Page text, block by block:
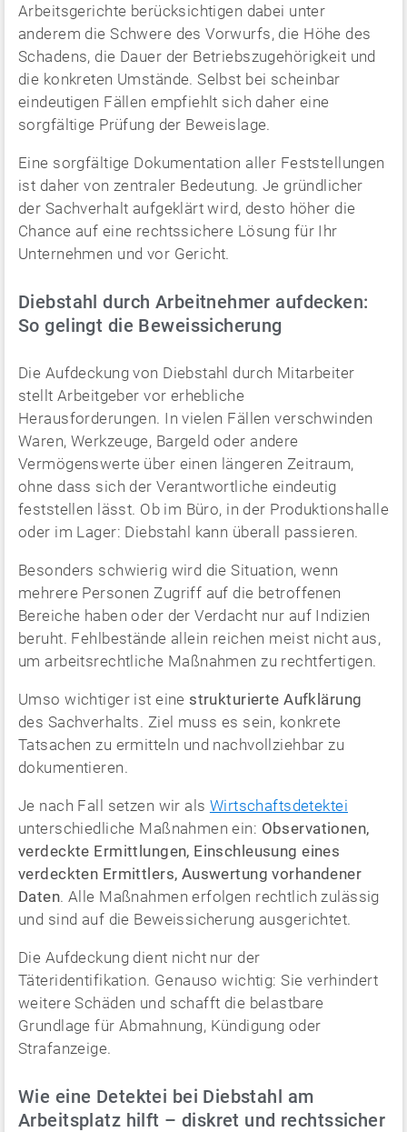
Arbeitsgerichte berücksichtigen dabei unter
anderem die Schwere des Vorwurfs, die Höhe des
Schadens, die Dauer der Betriebszugehörigkeit und
die konkreten Umstände. Selbst bei scheinbar
eindeutigen Fällen empfiehlt sich daher eine
sorgfältige Prüfung der Beweislage.
Eine sorgfältige Dokumentation aller Feststellungen
ist daher von zentraler Bedeutung. Je gründlicher
der Sachverhalt aufgeklärt wird, desto höher die
Chance auf eine rechtssichere Lösung für Ihr
Unternehmen und vor Gericht.
Diebstahl durch Arbeitnehmer aufdecken:
So gelingt die Beweissicherung
Die Aufdeckung von Diebstahl durch Mitarbeiter
stellt Arbeitgeber vor erhebliche
Herausforderungen. In vielen Fällen verschwinden
Waren, Werkzeuge, Bargeld oder andere
Vermögenswerte über einen längeren Zeitraum,
ohne dass sich der Verantwortliche eindeutig
feststellen lässt. Ob im Büro, in der Produktionshalle
oder im Lager: Diebstahl kann überall passieren.
Besonders schwierig wird die Situation, wenn
mehrere Personen Zugriff auf die betroffenen
Bereiche haben oder der Verdacht nur auf Indizien
beruht. Fehlbestände allein reichen meist nicht aus,
um arbeitsrechtliche Maßnahmen zu rechtfertigen.
Umso wichtiger ist einestrukturierte Aufklärung
des Sachverhalts. Ziel muss es sein, konkrete
Tatsachen zu ermitteln und nachvollziehbar zu
dokumentieren.
Je nach Fall setzen wir als Wirtschaftsdetektei
unterschiedliche Maßnahmen ein: Observationen,
verdeckte Ermittlungen, Einschleusung eines
verdeckten Ermittlers, Auswertung vorhandener
Daten. Alle Maßnahmen erfolgen rechtlich zulässig
und sind auf die Beweissicherung ausgerichtet.
Die Aufdeckung dient nicht nur der
Täteridentifikation. Genauso wichtig: Sie verhindert
weitere Schäden und schafft die belastbare
Grundlage für Abmahnung, Kündigung oder
Strafanzeige.
Wie eine Detektei bei Diebstahl am
Arbeitsplatz hilft – diskret und rechtssicher